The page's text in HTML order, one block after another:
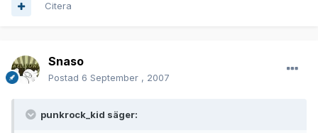
Citera
Snaso
Postad 6 September , 2007
punkrock_kid säger: